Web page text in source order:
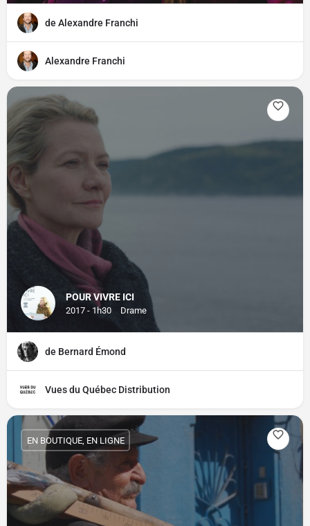
de Alexandre Franchi
Alexandre Franchi
POUR VIVRE ICI
2017 - 1h30 Drame
de Bernard Émond
Vues du Québec Distribution
EN BOUTIQUE, EN LIGNE